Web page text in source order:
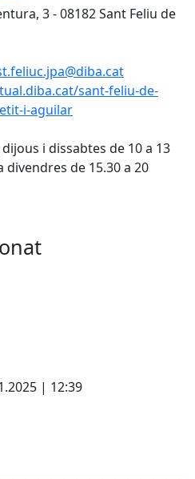
3 - 08182 Sant Feliu de
sant-feliu-de-
i-aguilar
i dissabtes de 10 a 13
divendres de 15.30 a 20
| 12:39